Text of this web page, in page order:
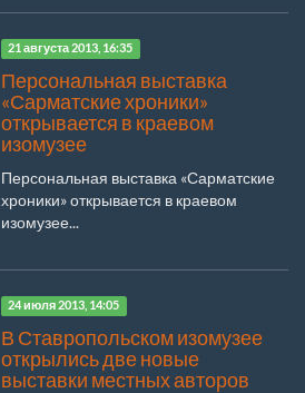
21 августа 2013, 16:35
Персональная выставка
«Сарматские хроники»
открывается в краевом
изомузее
Персональная выставка «Сарматские
хроники» открывается в краевом
изомузее...
24 июля 2013, 14:05
В Ставропольском изомузее
открылись две новые
выставки местных авторов